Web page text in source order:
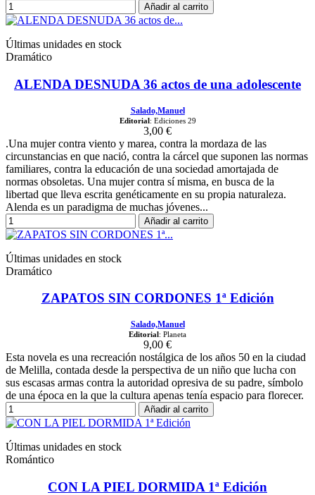
Añadir al carrito
Últimas unidades en stock
Dramático
ALENDA DESNUDA 36 actos de una adolescente
Salado,Manuel
Editorial: Ediciones 29
3,00 €
.Una mujer contra viento y marea, contra la mordaza de las
circunstancias en que nació, contra la cárcel que suponen las normas
familiares, contra la educación de una sociedad amortajada de
normas obsoletas. Una mujer contra sí misma, en busca de la
libertad que lleva escrita genéticamente en su propia naturaleza.
Alenda es un paradigma de muchas jóvenes...
Añadir al carrito
Últimas unidades en stock
Dramático
ZAPATOS SIN CORDONES 1ª Edición
Salado,Manuel
Editorial: Planeta
9,00 €
Esta novela es una recreación nostálgica de los años 50 en la ciudad
de Melilla, contada desde la perspectiva de un niño que lucha con
sus escasas armas contra la autoridad opresiva de su padre, símbolo
de una época en la que la cultura apenas tenía espacio para florecer.
Añadir al carrito
Últimas unidades en stock
Romántico
CON LA PIEL DORMIDA 1ª Edición